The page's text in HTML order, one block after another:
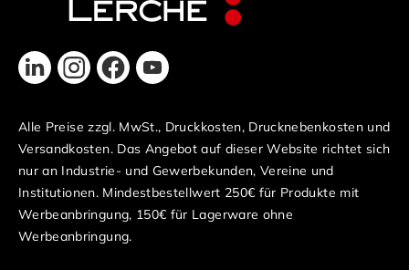
Alle Preise zzgl. MwSt., Druckkosten, Drucknebenkosten und
Versandkosten. Das Angebot auf dieser Website richtet sich
nur an Industrie- und Gewerbekunden, Vereine und
Institutionen. Mindestbestellwert 250€ für Produkte mit
Werbeanbringung, 150€ für Lagerware ohne
Werbeanbringung.